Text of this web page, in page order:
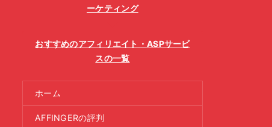
ーケティング
おすすめのアフィリエイト・ASPサービ
スの一覧
ホーム
AFFINGERの評判